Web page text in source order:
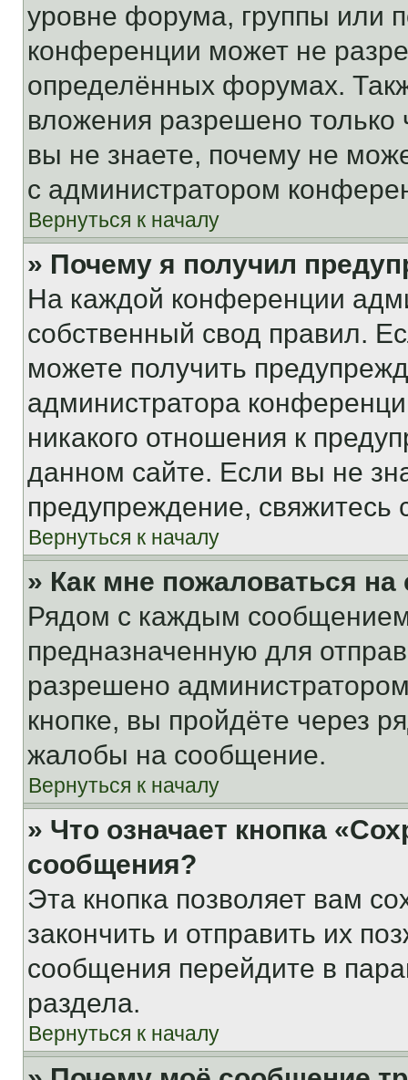
уровне форума, группы или
конференции может не
определённых форумах.
вложения разрешено
вы не знаете, почему не
с администратором
Вернуться к началу
» Почему я получил
На каждой конференции
собственный свод правил.
можете получить
администратора
никакого отношения к
данном сайте. Если вы не
предупреждение,
Вернуться к началу
» Как мне пожаловаться
Рядом с каждым сообщением
предназначенную для
разрешено
кнопке, вы пройдёте через
жалобы на сообщение.
Вернуться к началу
» Что означает кнопка
сообщения?
Эта кнопка позволяет вам
закончить и отправить их
сообщения перейдите в
раздела.
Вернуться к началу